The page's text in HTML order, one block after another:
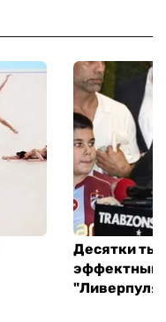
Десятки
эффектный